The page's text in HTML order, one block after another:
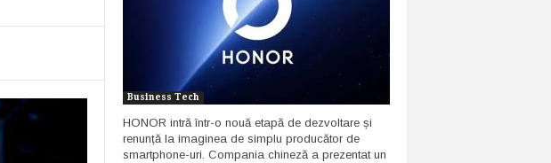
Business Tech
HONOR intră într-o nouă etapă de dezvoltare și
renunță la imaginea de simplu producător de
smartphone-uri. Compania chineză a prezentat un